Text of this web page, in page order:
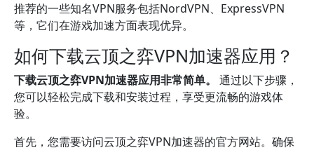
推荐的一些知名VPN服务包括NordVPN、ExpressVPN
等，它们在游戏加速方面表现优异。
如何下载云顶之弈VPN加速器应用？
下载云顶之弈VPN加速器应用非常简单。
通过以下步骤，
您可以轻松完成下载和安装过程，享受更流畅的游戏体
验。
首先，您需要访问云顶之弈VPN加速器的官方网站。确保